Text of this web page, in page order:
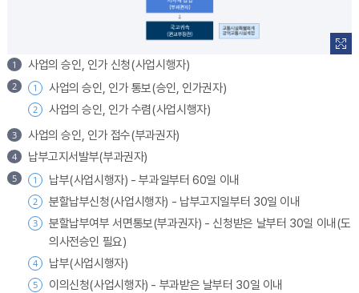
사업의 승인, 인가 신청(사업시행자)
사업의 승인, 인가 통보(승인, 인가권자)
사업의 승인, 인가 수렴(사업시행자)
사업의 승인, 인가 접수(부과권자)
납부고지서발부(부과권자)
납부(사업시행자) - 부과일부터 60일 이내
분할납부신청(사업시행자) - 납부고지일부터 30일 이내
분할납부여부 서면통보(부과권자) - 신청받은 날부터 30일 이내(도
의사전승인 필요)
납부(사업시행자)
이의신청(사업시행자) - 부과받은 날부터 30일 이내